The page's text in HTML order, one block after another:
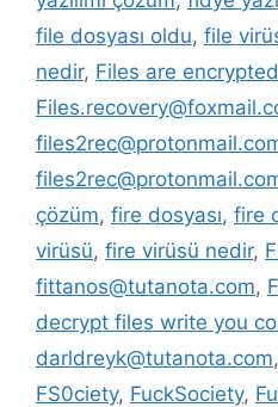
file dosyası oldu, file
nedir, Files are
çözüm, fire dosyası, fire
virüsü, fire virüsü nedir,
fittanos@tutanota.com,
decrypt files write you
darldreyk@tutanota.com,
FS0ciety, FuckSociety,